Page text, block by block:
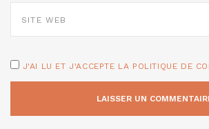
WEB
J'AI LU ET J'ACCEPTE LA POLITIQUE DE